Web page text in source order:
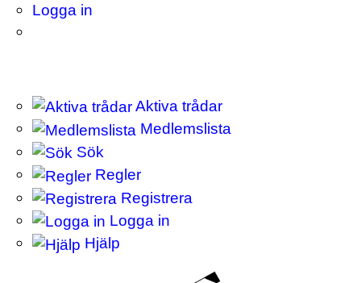
Logga in
Aktiva trådar
Medlemslista
Sök
Regler
Registrera
Logga in
Hjälp